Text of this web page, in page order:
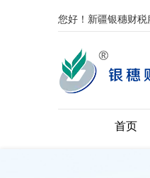
您好！新疆银穗财税
首页